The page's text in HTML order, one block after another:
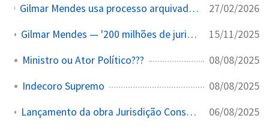
Gilmar Mendes usa processo arquivado de CPI diversa para anular quebra de sigilo da empresa de Tofoli aprovada por unanimidade pela CPI do Crime Organizado 27/02/2026
Gilmar Mendes — '200 milhões de juristas palpitando sobre coisas do Supremo' 15/11/2025
Ministro ou Ator Político??? 08/08/2025
Indecoro Supremo 08/08/2025
Lançamento da obra Jurisdição Constitucional – Da Liberdade para a Liberdade 06/08/2025